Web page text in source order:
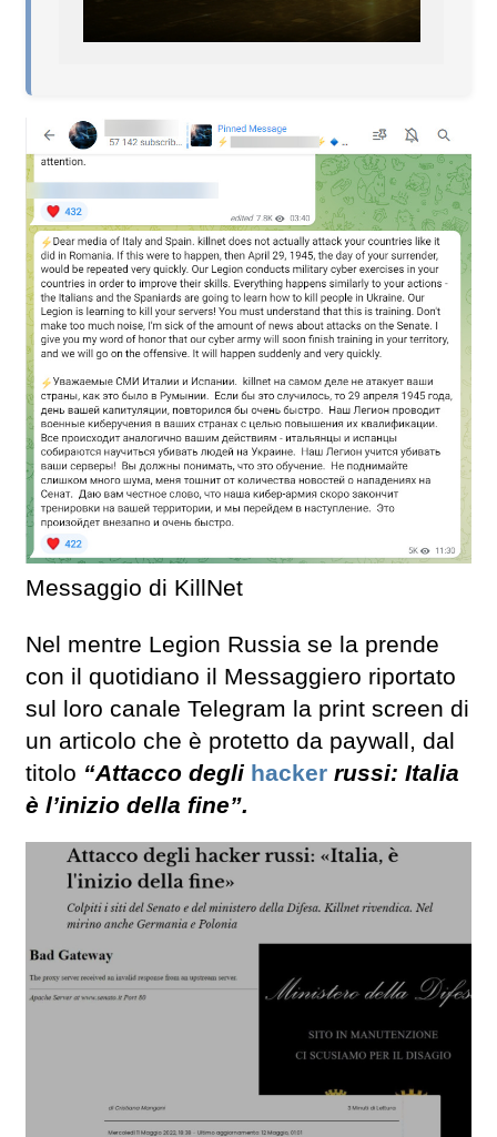
Messaggio di KillNet
Nel mentre Legion Russia se la prende
con il quotidiano il Messaggiero riportato
sul loro canale Telegram la print screen di
un articolo che è protetto da paywall, dal
titolo “Attacco degli hacker russi: Italia
è l’inizio della fine”.